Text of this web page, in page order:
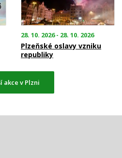
28. 10. 2026 - 28. 10. 2026
Plzeňské oslavy vzniku
republiky
akce v Plzni